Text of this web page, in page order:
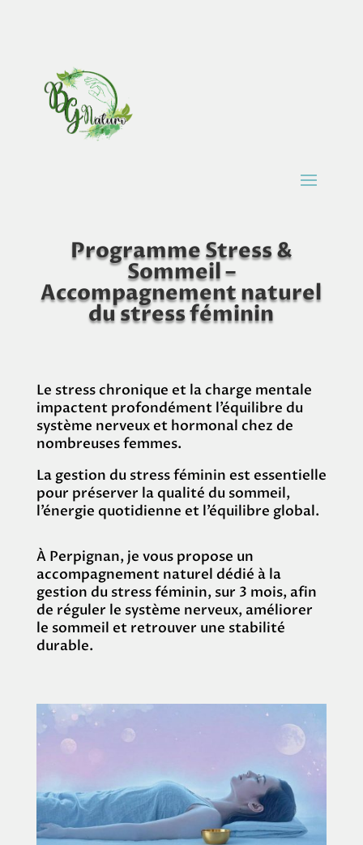
Programme Stress &
Sommeil –
Accompagnement naturel
du stress féminin
Le stress chronique et la charge mentale
impactent profondément l’équilibre du
système nerveux et hormonal chez de
nombreuses femmes.
La gestion du stress féminin est essentielle
pour préserver la qualité du sommeil,
l’énergie quotidienne et l’équilibre global.
À Perpignan, je vous propose un
accompagnement naturel dédié à la
gestion du stress féminin, sur 3 mois, afin
de réguler le système nerveux, améliorer
le sommeil et retrouver une stabilité
durable.